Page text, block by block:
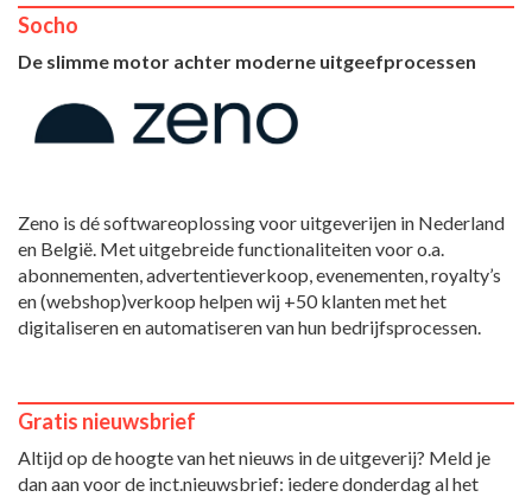
Socho
De slimme motor achter moderne uitgeefprocessen
Zeno is dé softwareoplossing voor uitgeverijen in Nederland
en België. Met uitgebreide functionaliteiten voor o.a.
abonnementen, advertentieverkoop, evenementen, royalty’s
en (webshop)verkoop helpen wij +50 klanten met het
digitaliseren en automatiseren van hun bedrijfsprocessen.
Gratis nieuwsbrief
Altijd op de hoogte van het nieuws in de uitgeverij? Meld je
dan aan voor de inct.nieuwsbrief: iedere donderdag al het